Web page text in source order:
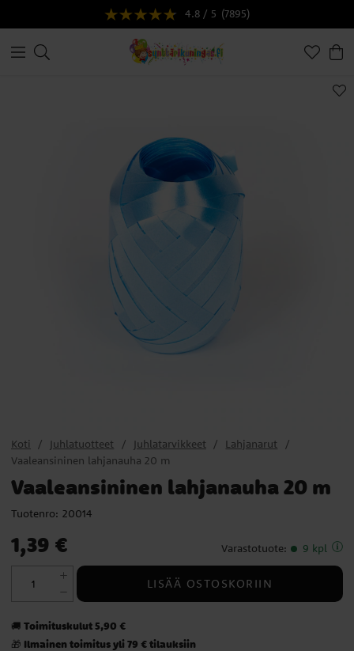
4.8 / 5 (7895)
Koti Juhlatuotteet Juhlatarvikkeet
Lahjanarut
Vaaleansininen lahjanauha 20 m
Vaaleansininen lahjanauha 20 m
Tuotenro: 20014
Hinta:1,39 €
1,39 € Varastotuote: 9 kpl
LISÄÄ OSTOSKORIIN
🚚 Toimituskulut 5,90 €
🎁 Ilmainen toimitus yli 79 € tilauksiin